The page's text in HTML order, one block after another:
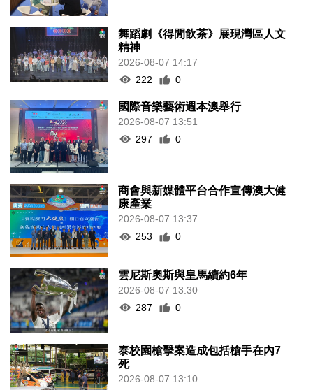
舞蹈劇《得閒飲茶》展現灣區人文
精神
2026-08-07 14:17
222
0
國際音樂藝術週本澳舉行
2026-08-07 13:51
297
0
商會與新媒體平台合作宣傳澳大健
康產業
2026-08-07 13:37
253
0
雲尼斯奧斯與皇馬續約6年
2026-08-07 13:30
287
0
泰校園槍擊案造成包括槍手在內7
死
2026-08-07 13:10